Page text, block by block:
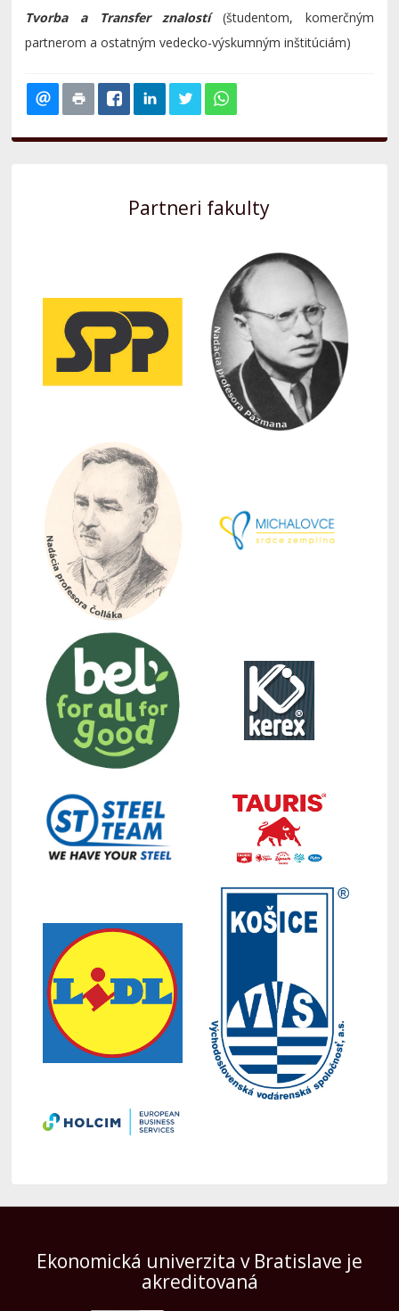
Tvorba a Transfer znalostí(študentom, komerčným
partnerom a ostatným vedecko-výskumným inštitúciám)
Partneri fakulty
Ekonomická univerzita v Bratislave je
akreditovaná